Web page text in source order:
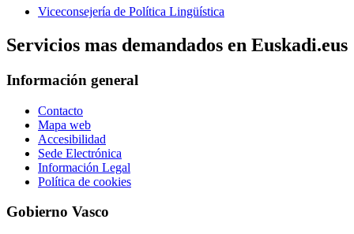
Viceconsejería de Política Lingüística
Servicios mas demandados en Euskadi.eus
Información general
Contacto
Mapa web
Accesibilidad
Sede Electrónica
Información Legal
Política de cookies
Gobierno Vasco